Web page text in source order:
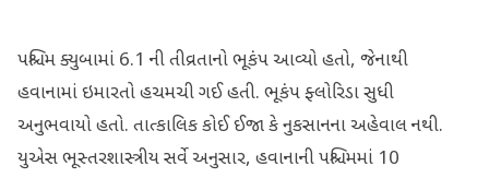
પશ્ચિમ ક્યુબામાં 6.1 ની તીવ્રતાનો ભૂકંપ આવ્યો હતો, જેનાથી
હવાનામાં ઇમારતો હચમચી ગઈ હતી. ભૂકંપ ફ્લોરિડા સુધી
અનુભવાયો હતો. તાત્કાલિક કોઈ ઈજા કે નુકસાનના અહેવાલ નથી.
યુએસ ભૂસ્તરશાસ્ત્રીય સર્વે અનુસાર, હવાનાની પશ્ચિમમાં 10